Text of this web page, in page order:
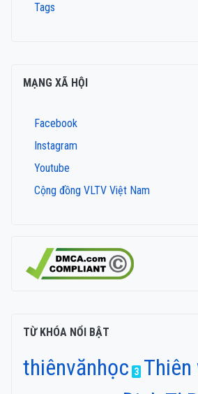
Tags
MẠNG XÃ HỘI
Facebook
Instagram
Youtube
Cộng đồng VLTV Việt Nam
TỪ KHÓA NỔI BẬT
thiênvănhọc 3 Thiên